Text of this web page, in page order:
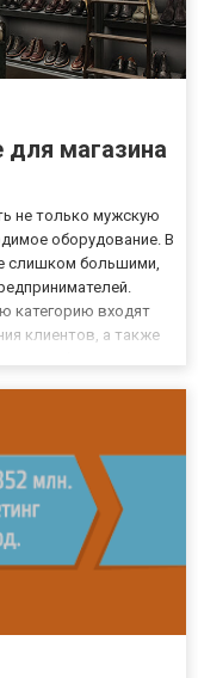
для магазина
не только мужскую
оборудование. В
слишком большими,
категорию входят
клиентов, а также